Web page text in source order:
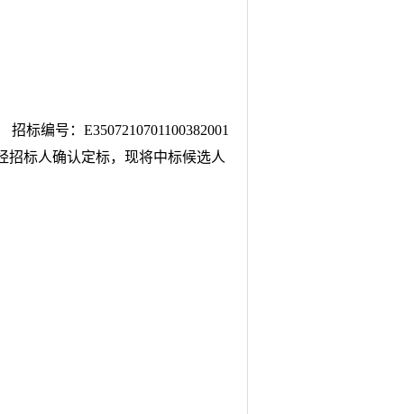
招标编号： E3507210701100382001
招标人确认定标，现将中标候选人